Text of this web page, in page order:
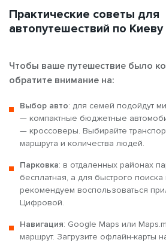
Практические советы для
автопутешествий по Киеву
Чтобы ваше путешествие было
обратите внимание на:
Выбор авто: для семей подойдут
— компактные бюджетные
— кроссоверы. Выбирайте
маршрута и количества людей.
Парковка: в отдаленных районах
бесплатная, а для быстрого
рекомендуем воспользоваться
Цифровой.
Навигация: Google Maps или
маршрут. Загрузите офлайн-карты